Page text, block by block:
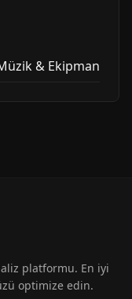
& Ekipman
platformu. En iyi
optimize edin.